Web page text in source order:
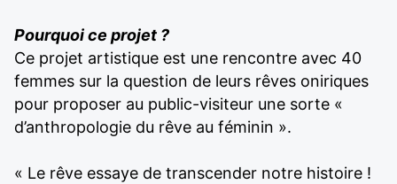
Pourquoi ce projet ?
Ce projet artistique est une rencontre avec 40
femmes sur la question de leurs rêves oniriques
pour proposer au public-visiteur une sorte «
d’anthropologie du rêve au féminin ».
« Le rêve essaye de transcender notre histoire !